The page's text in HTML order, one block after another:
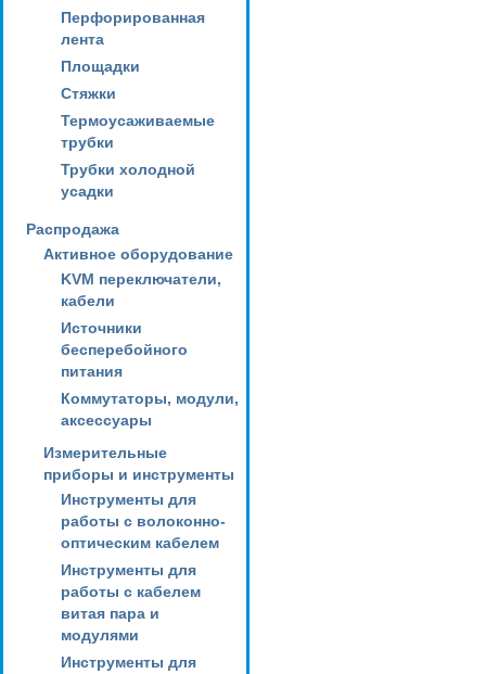
Перфорированная
лента
Площадки
Стяжки
Термоусаживаемые
трубки
Трубки холодной
усадки
Распродажа
Активное оборудование
KVM переключатели,
кабели
Источники
бесперебойного
питания
Коммутаторы, модули,
аксессуары
Измерительные
приборы и инструменты
Инструменты для
работы с волоконно-
оптическим кабелем
Инструменты для
работы с кабелем
витая пара и
модулями
Инструменты для